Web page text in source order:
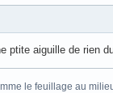
ptite aiguille de rien
le feuillage au milieu